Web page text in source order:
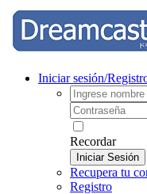
Iniciar sesión/
Recordar
Iniciar Sesión
Recupera tu
Registro